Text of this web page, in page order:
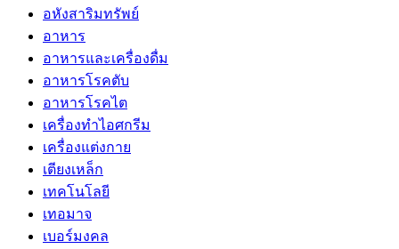
อหังสาริมทรัพย์
อาหาร
อาหารและเครื่องดื่ม
อาหารโรคตับ
อาหารโรคไต
เครื่องทำไอศกรีม
เครื่องแต่งกาย
เตียงเหล็ก
เทคโนโลยี
เทอมาจ
เบอร์มงคล